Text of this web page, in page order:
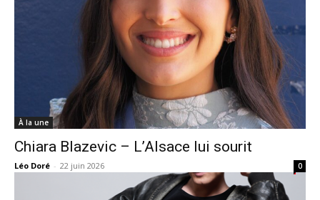
À la une
Chiara Blazevic – L’Alsace lui sourit
Léo Doré - 22 juin 2026 0